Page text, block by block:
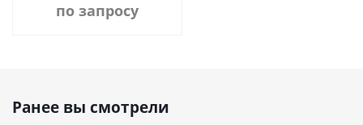
по запросу
Ранее вы смотрели